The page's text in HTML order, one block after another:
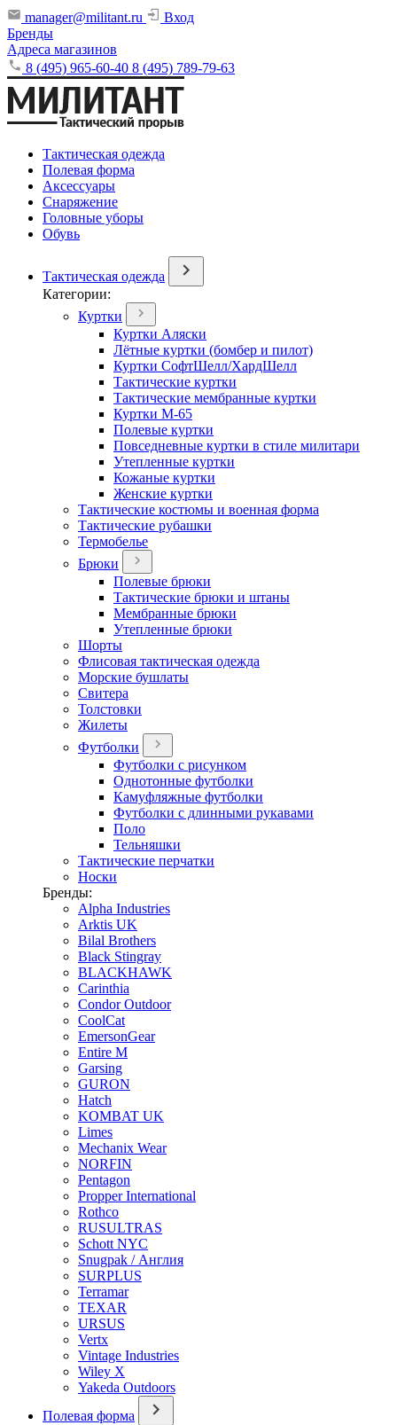
manager@militant.ru
Вход
Бренды
Адреса магазинов
8 (495) 965-60-40 8 (495) 789-79-63
Тактическая одежда
Полевая форма
Аксессуары
Снаряжение
Головные уборы
Обувь
Тактическая одежда
Категории:
Куртки
Куртки Аляски
Лётные куртки (бомбер и пилот)
Куртки СофтШелл/ХардШелл
Тактические куртки
Тактические мембранные куртки
Куртки М-65
Полевые куртки
Повседневные куртки в стиле милитари
Утепленные куртки
Кожаные куртки
Женские куртки
Тактические костюмы и военная форма
Тактические рубашки
Термобелье
Брюки
Полевые брюки
Тактические брюки и штаны
Мембранные брюки
Утепленные брюки
Шорты
Флисовая тактическая одежда
Морские бушлаты
Свитера
Толстовки
Жилеты
Футболки
Футболки с рисунком
Однотонные футболки
Камуфляжные футболки
Футболки с длинными рукавами
Поло
Тельняшки
Тактические перчатки
Носки
Бренды:
Alpha Industries
Arktis UK
Bilal Brothers
Black Stingray
BLACKHAWK
Carinthia
Condor Outdoor
CoolCat
EmersonGear
Entire M
Garsing
GURON
Hatch
KOMBAT UK
Limes
Mechanix Wear
NORFIN
Pentagon
Propper International
Rothco
RUSULTRAS
Schott NYC
Snugpak / Англия
SURPLUS
Terramar
TEXAR
URSUS
Vertx
Vintage Industries
Wiley X
Yakeda Outdoors
Полевая форма